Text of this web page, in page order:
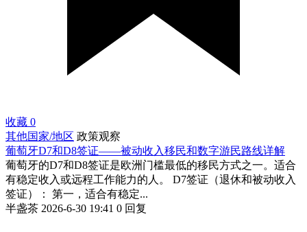
收藏 0
其他国家/地区 政策观察
葡萄牙D7和D8签证——被动收入移民和数字游民路线详解
葡萄牙的D7和D8签证是欧洲门槛最低的移民方式之一。适合
有稳定收入或远程工作能力的人。 D7签证（退休和被动收入
签证）： 第一，适合有稳定...
半盏茶 2026-6-30 19:41 0 回复